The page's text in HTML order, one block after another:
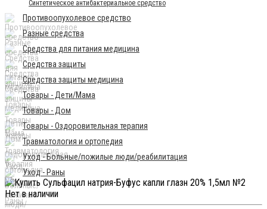
Синтетическое антибактериальное средство
Противоопухолевое средство
Разные средства
Средства для питания медицина
Средства защиты
Средства защиты медицина
Товары - Дети/Мама
Товары - Дом
Товары - Оздоровительная терапия
Травматология и ортопедия
Уход - Больные/пожилые люди/реабилитация
Уход - Раны
Нет в наличии